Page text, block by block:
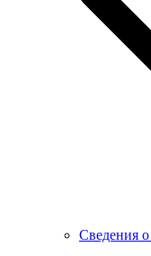
Сведения о